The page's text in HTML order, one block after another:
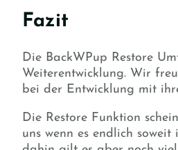
Fazit
Die BackWPup Restore
Weiterentwicklung. Wir
bei der Entwicklung mit
Die Restore Funktion
uns wenn es endlich